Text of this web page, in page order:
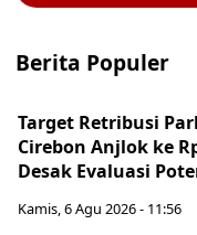
Berita Populer
Target Retribusi
Cirebon Anjlok ke
Desak Evaluasi
Kamis, 6 Agu 2026 - 11:56